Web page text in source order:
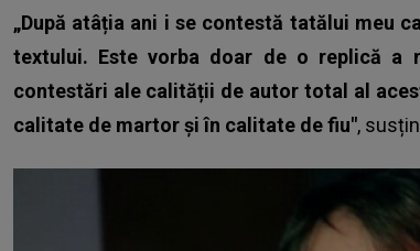
„După atâția ani i se contestă tatălui meu
textului. Este vorba doar de o replică a
contestări ale calității de autor total al
calitate de martor și în calitate de fiu",